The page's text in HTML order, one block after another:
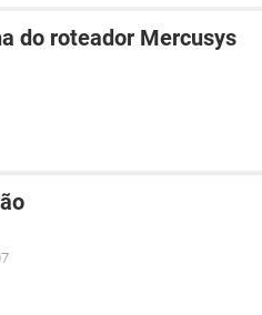
do roteador Mercusys